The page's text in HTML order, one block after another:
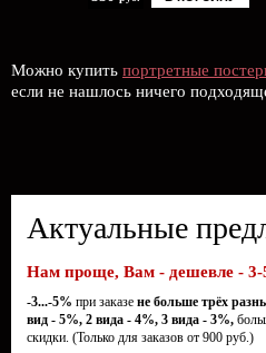
Можно купить портретные
если не нашлось ничего
Актуальные
Нам проще, Вам - дешевле - 3-
-3...-5% при заказе не больше трёх
вид - 5%, 2 вида - 4%, 3 вида - 3%,
скидки. (Только для заказов от 900 руб.)